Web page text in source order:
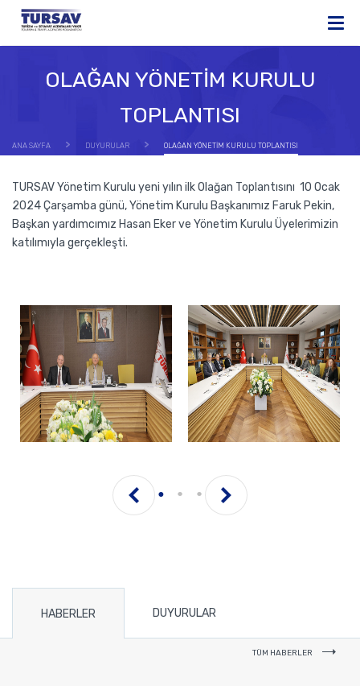
OLAĞAN YÖNETİM KURULU
TOPLANTISI
ANA SAYFA DUYURULAR OLAĞAN YÖNETİM KURULU TOPLANTISI
TURSAV Yönetim Kurulu yeni yılın ilk Olağan Toplantısını 10 Ocak
2024 Çarşamba günü, Yönetim Kurulu Başkanımız Faruk Pekin,
Başkan yardımcımız Hasan Eker ve Yönetim Kurulu Üyelerimizin
katılımıyla gerçekleşti.
HABERLER DUYURULAR
TÜM HABERLER